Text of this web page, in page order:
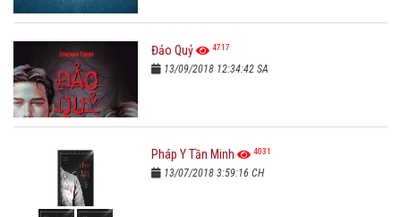
Đảo Quỷ 4717
13/09/2018 12:34:42 SA
Pháp Y Tần Minh 4031
13/07/2018 3:59:16 CH